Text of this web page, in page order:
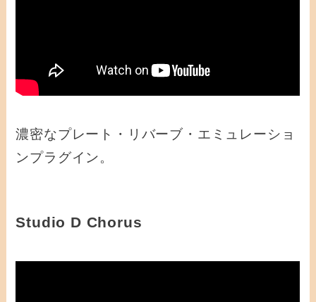
濃密なプレート・リバーブ・エミュレーショ
ンプラグイン。
Studio D Chorus